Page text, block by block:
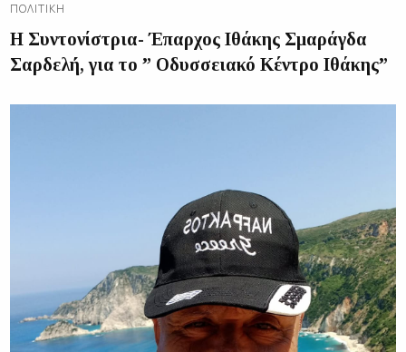
ΠΟΛΙΤΙΚΉ
Η Συντονίστρια- Έπαρχος Ιθάκης Σμαράγδα
Σαρδελή, για το ” Οδυσσειακό Κέντρο Ιθάκης”